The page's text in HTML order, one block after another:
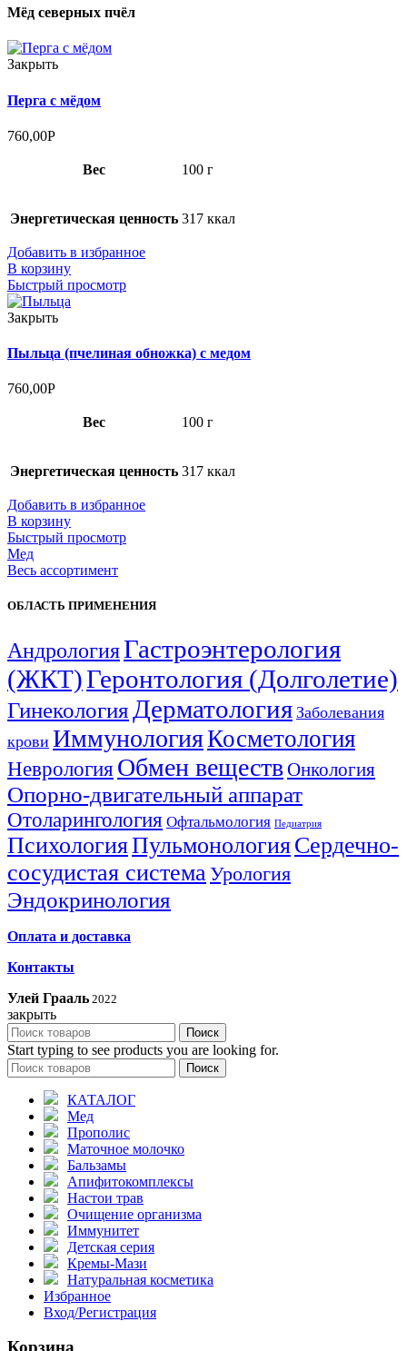
Мёд северных пчёл
Закрыть
Перга с мёдом
760,00Р
Вес 100 г
Энергетическая ценность 317 ккал
Добавить в избранное
В корзину
Быстрый просмотр
Закрыть
Пыльца (пчелиная обножка) с медом
760,00Р
Вес 100 г
Энергетическая ценность 317 ккал
Добавить в избранное
В корзину
Быстрый просмотр
Мед
Весь ассортимент
ОБЛАСТЬ ПРИМЕНЕНИЯ
АндрологияГастроэнтерология
(ЖКТ)Геронтология (Долголетие)
Гинекология Дерматология Заболевания
крови ИммунологияКосметология
Неврология Обмен веществОнкология
Опорно-двигательный аппарат
Отоларингология Офтальмология Педиатрия
ПсихологияПульмонологияСердечно-
сосудистая система Урология
Эндокринология
Оплата и доставка
Контакты
Улей Грааль 2022
закрыть
Поиск
Start typing to see products you are looking for.
Поиск
КАТАЛОГ
Мед
Прополис
Маточное молочко
Бальзамы
Апифитокомплексы
Настои трав
Очищение организма
Иммунитет
Детская серия
Кремы-Мази
Натуральная косметика
Избранное
Вход/Регистрация